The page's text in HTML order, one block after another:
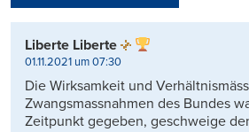
Liberte Liberte
01.11.2021 um 07:30
Die Wirksamkeit und
Zwangsmassnahmen des Bundes
Zeitpunkt gegeben, geschweige